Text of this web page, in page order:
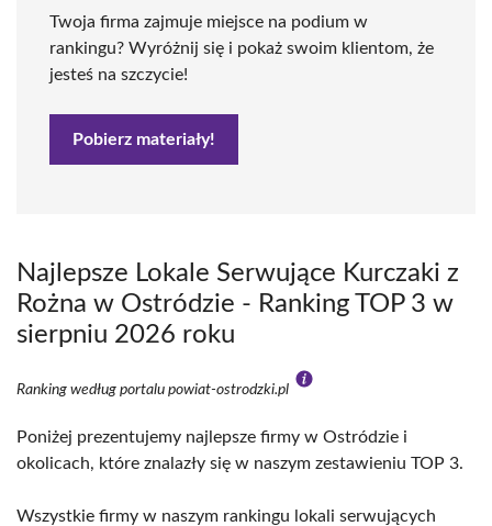
Twoja firma zajmuje miejsce na podium w
rankingu? Wyróżnij się i pokaż swoim klientom, że
jesteś na szczycie!
Pobierz materiały!
Najlepsze Lokale Serwujące Kurczaki z
Rożna w Ostródzie - Ranking TOP 3 w
sierpniu 2026 roku
Ranking według portalu powiat-ostrodzki.pl
Poniżej prezentujemy najlepsze firmy w Ostródzie i
okolicach, które znalazły się w naszym zestawieniu TOP 3.
Wszystkie firmy w naszym rankingu lokali serwujących